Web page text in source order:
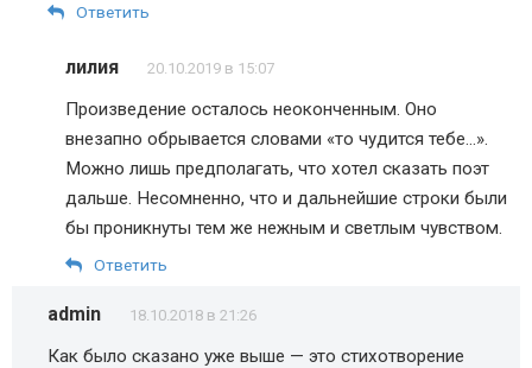
Ответить
лилия 20.10.2019 в 15:07
Произведение осталось неоконченным. Оно
внезапно обрывается словами «то чудится тебе…».
Можно лишь предполагать, что хотел сказать поэт
дальше. Несомненно, что и дальнейшие строки были
бы проникнуты тем же нежным и светлым чувством.
Ответить
admin 18.10.2018 в 21:26
Как было сказано уже выше — это стихотворение